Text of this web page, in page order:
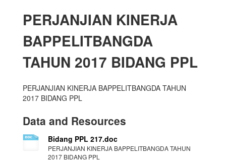
PERJANJIAN KINERJA
BAPPELITBANGDA
TAHUN 2017 BIDANG PPL
PERJANJIAN KINERJA BAPPELITBANGDA TAHUN
2017 BIDANG PPL
Data and Resources
Bidang PPL 217.doc
PERJANJIAN KINERJA BAPPELITBANGDA TAHUN
2017 BIDANG PPL